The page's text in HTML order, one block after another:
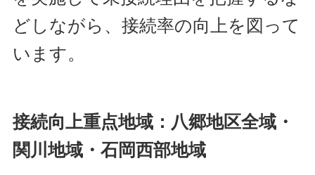
どしながら、接続率の向上を図って
います。
接続向上重点地域：八郷地区全域・
関川地域・石岡西部地域